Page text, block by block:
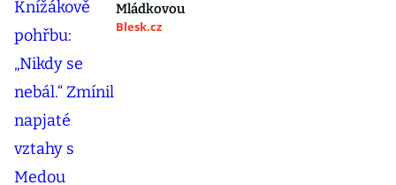
Mládkovou
Blesk.cz